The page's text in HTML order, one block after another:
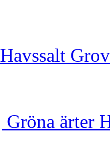
Havssalt
Gröna ärter